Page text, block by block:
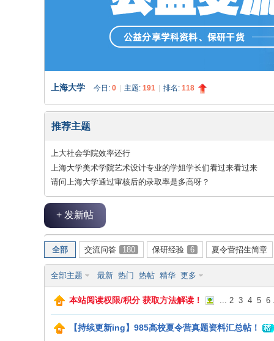
上海大学 今日: 0 主题: 191 排名: 118
推荐主题
上大社会学院效率还行
上海大学美术学院艺术设计专业的学姐学长们看过来看过来
请问上海大学通过审核后的录取率是多高呀？
+ 发新帖
全部 交流问答 180 保研经验 6 夏令营招生简章
全部主题 最新 热门 热帖 精华 更多
本站阅读权限/积分 获取方法解读！ 2 3 4 5 6
【持续更新ing】985高校夏令营真题资料汇总帖！